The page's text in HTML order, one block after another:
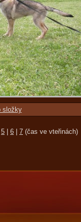
složky
5 6 7 (čas ve vteřinách)